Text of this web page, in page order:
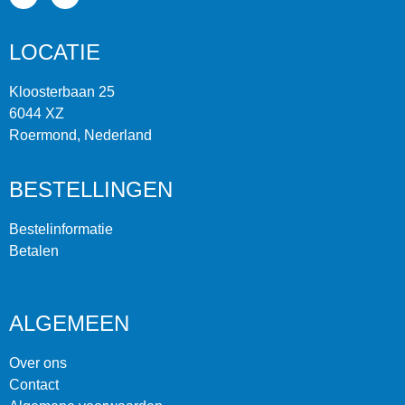
LOCATIE
Kloosterbaan 25
6044 XZ
Roermond, Nederland
BESTELLINGEN
Bestelinformatie
Betalen
ALGEMEEN
Over ons
Contact